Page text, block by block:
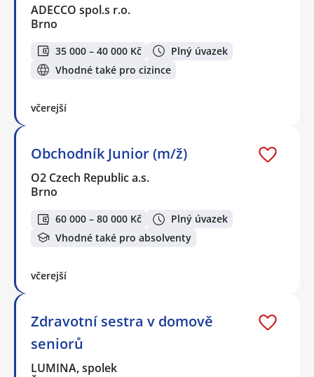
ADECCO spol.s r.o.
Brno
35 000 – 40 000 Kč
Plný úvazek
Vhodné také pro cizince
včerejší
Obchodník Junior (m/ž)
O2 Czech Republic a.s.
Brno
60 000 – 80 000 Kč
Plný úvazek
Vhodné také pro absolventy
včerejší
Zdravotní sestra v domově
seniorů
LUMINA, spolek